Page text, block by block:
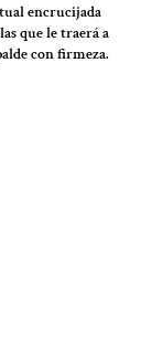
encrucijada
que le traerá a
con firmeza.